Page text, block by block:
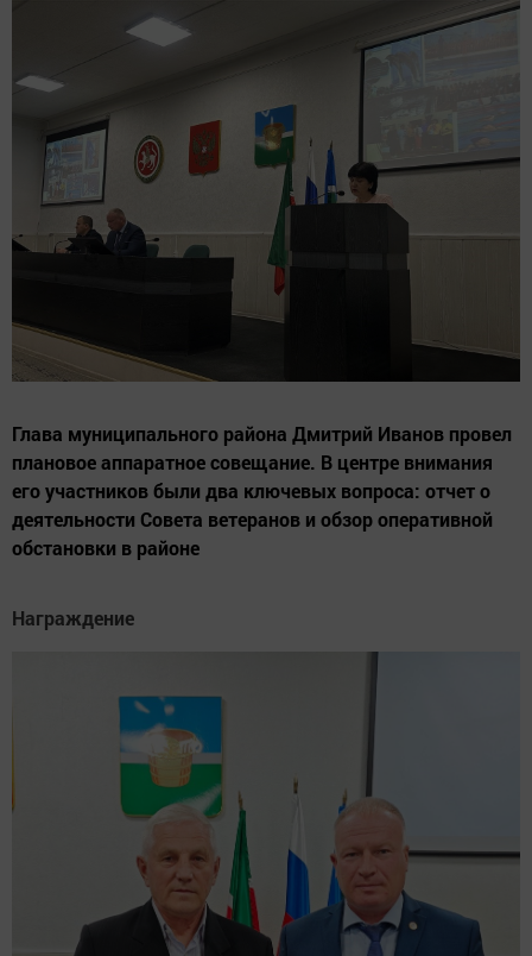
Глава муниципального района Дмитрий Иванов провел
плановое аппаратное совещание. В центре внимания
его участников были два ключевых вопроса: отчет о
деятельности Совета ветеранов и обзор оперативной
обстановки в районе
Награждение